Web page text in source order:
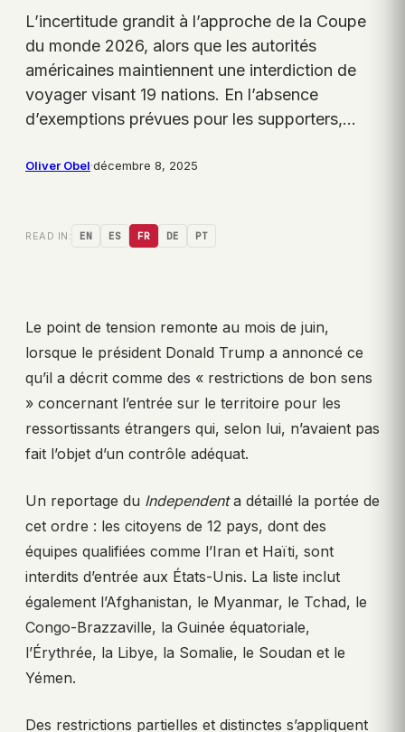
L’incertitude grandit à l’approche de la Coupe
du monde 2026, alors que les autorités
américaines maintiennent une interdiction de
voyager visant 19 nations. En l’absence
d’exemptions prévues pour les supporters,…
Oliver Obel·décembre 8, 2025
READ IN: EN ES FR DE PT
Le point de tension remonte au mois de juin,
lorsque le président Donald Trump a annoncé ce
qu’il a décrit comme des « restrictions de bon sens
» concernant l’entrée sur le territoire pour les
ressortissants étrangers qui, selon lui, n’avaient pas
fait l’objet d’un contrôle adéquat.
Un reportage du Independenta détaillé la portée de
cet ordre : les citoyens de 12 pays, dont des
équipes qualifiées comme l’Iran et Haïti, sont
interdits d’entrée aux États-Unis. La liste inclut
également l’Afghanistan, le Myanmar, le Tchad, le
Congo-Brazzaville, la Guinée équatoriale,
l’Érythrée, la Libye, la Somalie, le Soudan et le
Yémen.
Des restrictions partielles et distinctes s’appliquent